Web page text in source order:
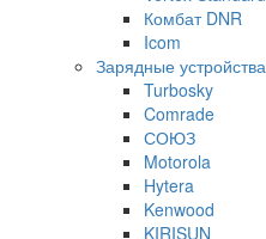
Комбат DNR
Icom
Зарядные устройства
Turbosky
Comrade
СОЮЗ
Motorola
Hytera
Kenwood
KIRISUN